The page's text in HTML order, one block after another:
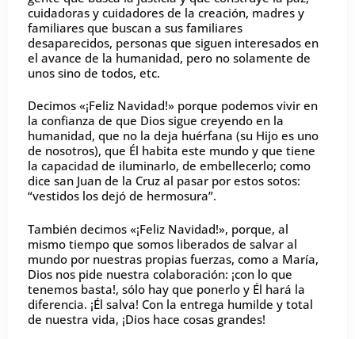
cuidadoras y cuidadores de la creación, madres y
familiares que buscan a sus familiares
desaparecidos, personas que siguen interesados en
el avance de la humanidad, pero no solamente de
unos sino de todos, etc.
Decimos «¡Feliz Navidad!» porque podemos vivir en
la confianza de que Dios sigue creyendo en la
humanidad, que no la deja huérfana (su Hijo es uno
de nosotros), que Él habita este mundo y que tiene
la capacidad de iluminarlo, de embellecerlo; como
dice san Juan de la Cruz al pasar por estos sotos:
“vestidos los dejó de hermosura”.
También decimos «¡Feliz Navidad!», porque, al
mismo tiempo que somos liberados de salvar al
mundo por nuestras propias fuerzas, como a María,
Dios nos pide nuestra colaboración: ¡con lo que
tenemos basta!, sólo hay que ponerlo y Él hará la
diferencia. ¡Él salva! Con la entrega humilde y total
de nuestra vida, ¡Dios hace cosas grandes!